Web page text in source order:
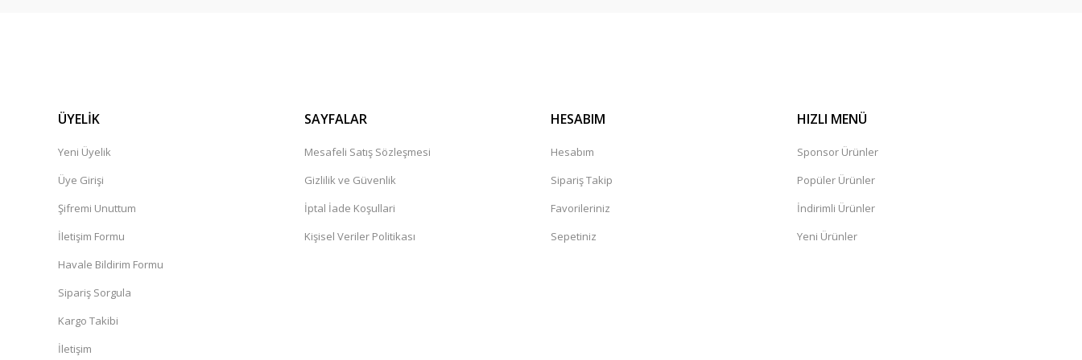
Güner Aydın | 19/10/2024
ÜYELİK
Yeni Üyelik
Üye Girişi
Şifremi Unuttum
İletişim Formu
Havale Bildirim Formu
Sipariş Sorgula
Kargo Takibi
İletişim
SAYFALAR
Mesafeli Satış Sözleşmesi
Gizlilik ve Güvenlik
İptal İade Koşullari
Kişisel Veriler Politikası
HESABIM
Hesabım
Sipariş Takip
Favorileriniz
Sepetiniz
HIZLI MENÜ
Sponsor Ürünler
Popüler Ürünler
İndirimli Ürünler
Yeni Ürünler